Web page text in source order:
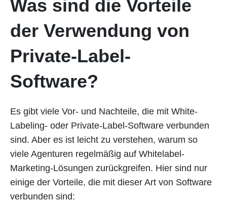
Was sind die Vorteile
der Verwendung von
Private-Label-
Software?
Es gibt viele Vor- und Nachteile, die mit White-
Labeling- oder Private-Label-Software verbunden
sind. Aber es ist leicht zu verstehen, warum so
viele Agenturen regelmäßig auf Whitelabel-
Marketing-Lösungen zurückgreifen. Hier sind nur
einige der Vorteile, die mit dieser Art von Software
verbunden sind: